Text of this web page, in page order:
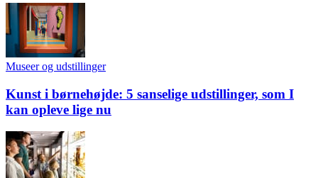
Museer og udstillinger
Kunst i børnehøjde: 5 sanselige udstillinger, som I
kan opleve lige nu